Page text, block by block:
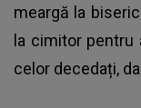
meargă la
la cimitor pentru
celor decedați,